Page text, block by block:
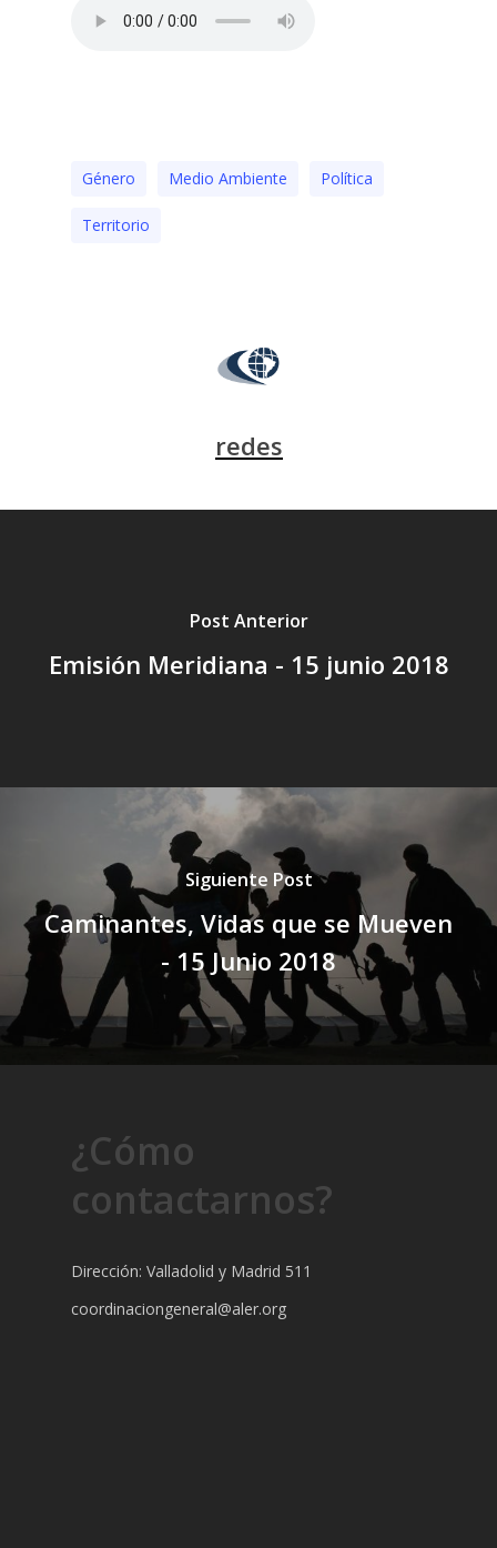
Género Medio Ambiente Polí­tica
Territorio
redes
Post Anterior
Emisión Meridiana - 15 junio 2018
Siguiente Post
Caminantes, Vidas que se Mueven
- 15 Junio 2018
¿Cómo
contactarnos?
Dirección: Valladolid y Madrid 511
coordinaciongeneral@aler.org